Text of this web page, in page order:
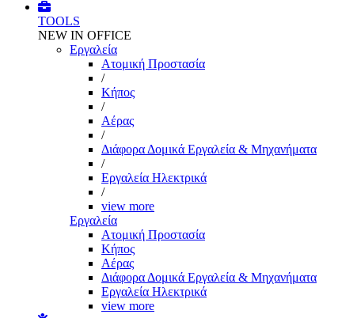
TOOLS
NEW IN OFFICE
Εργαλεία
Aτομική Προστασία
/
Kήπος
/
Αέρας
/
Διάφορα Δομικά Εργαλεία & Μηχανήματα
/
Εργαλεία Ηλεκτρικά
/
view more
Εργαλεία
Aτομική Προστασία
Kήπος
Αέρας
Διάφορα Δομικά Εργαλεία & Μηχανήματα
Εργαλεία Ηλεκτρικά
view more